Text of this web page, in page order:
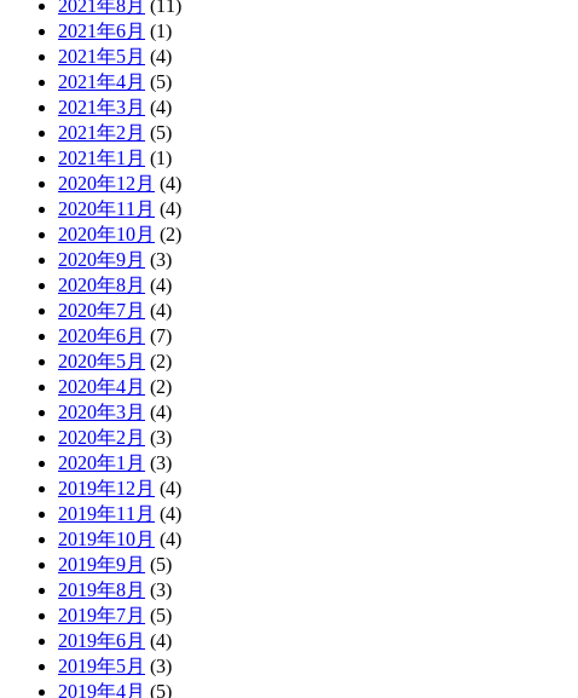
2021年8月 (11)
2021年6月 (1)
2021年5月 (4)
2021年4月 (5)
2021年3月 (4)
2021年2月 (5)
2021年1月 (1)
2020年12月 (4)
2020年11月 (4)
2020年10月 (2)
2020年9月 (3)
2020年8月 (4)
2020年7月 (4)
2020年6月 (7)
2020年5月 (2)
2020年4月 (2)
2020年3月 (4)
2020年2月 (3)
2020年1月 (3)
2019年12月 (4)
2019年11月 (4)
2019年10月 (4)
2019年9月 (5)
2019年8月 (3)
2019年7月 (5)
2019年6月 (4)
2019年5月 (3)
2019年4月 (5)